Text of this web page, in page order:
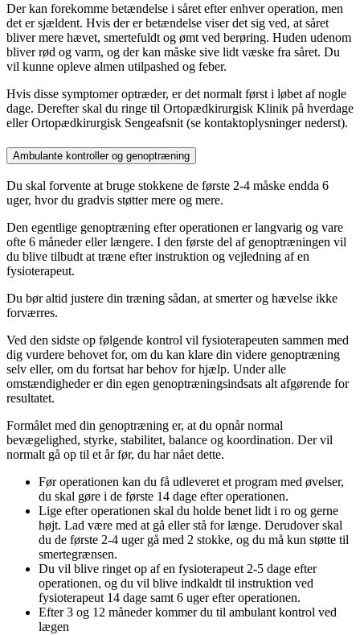
Der kan forekomme betændelse i såret efter enhver operation, men
det er sjældent. Hvis der er betændelse viser det sig ved, at såret
bliver mere hævet, smertefuldt og ømt ved berøring. Huden udenom
bliver rød og varm, og der kan måske sive lidt væske fra såret. Du
vil kunne opleve almen utilpashed og feber.
Hvis disse symptomer optræder, er det normalt først i løbet af nogle
dage. Derefter skal du ringe til Ortopædkirurgisk Klinik på hverdage
eller Ortopædkirurgisk Sengeafsnit (se kontaktoplysninger nederst).
Ambulante kontroller og genoptræning
Du skal forvente at bruge stokkene de første 2-4 måske endda 6
uger, hvor du gradvis støtter mere og mere.
Den egentlige genoptræning efter operationen er langvarig og vare
ofte 6 måneder eller længere. I den første del af genoptræningen vil
du blive tilbudt at træne efter instruktion og vejledning af en
fysioterapeut.
Du bør altid justere din træning sådan, at smerter og hævelse ikke
forværres.
Ved den sidste op følgende kontrol vil fysioterapeuten sammen med
dig vurdere behovet for, om du kan klare din videre genoptræning
selv eller, om du fortsat har behov for hjælp. Under alle
omstændigheder er din egen genoptræningsindsats alt afgørende for
resultatet.
Formålet med din genoptræning er, at du opnår normal
bevægelighed, styrke, stabilitet, balance og koordination. Der vil
normalt gå op til et år før, du har nået dette.
Før operationen kan du få udleveret et program med øvelser,
du skal gøre i de første 14 dage efter ope­ra­tionen.
Lige efter operationen skal du holde benet lidt i ro og gerne
højt. Lad være med at gå eller stå for længe. Derudover skal
du de første 2-4 uger gå med 2 stokke, og du må kun støtte til
smertegrænsen.
Du vil blive ringet op af en fysioterapeut 2-5 dage efter
operationen, og du vil blive indkaldt til instruktion ved
fysioterapeut 14 dage samt 6 uger efter operationen.
Efter 3 og 12 måneder kommer du til ambulant kontrol ved
lægen